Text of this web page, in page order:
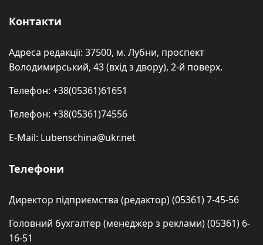
Контакти
Адреса редакції: 37500, м. Лубни, проспект
Володимирський, 43 (вхід з двору), 2-й поверх.
Телефон: +38(05361)61651
Телефон: +38(05361)74556
E-Mail: Lubenschina@ukr.net
Телефони
Директор підприємства (редактор) (05361) 7-45-56
Головний бухгалтер (менеджер з реклами) (05361) 6-
16-51